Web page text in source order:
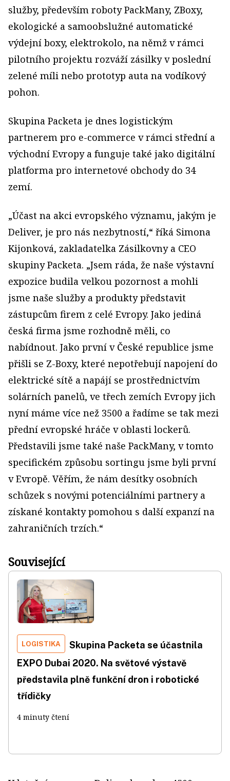
služby, především roboty PackMany, ZBoxy,
ekologické a samoobslužné automatické
výdejní boxy, elektrokolo, na němž v rámci
pilotního projektu rozváží zásilky v poslední
zelené míli nebo prototyp auta na vodíkový
pohon.
Skupina Packeta je dnes logistickým
partnerem pro e-commerce v rámci střední a
východní Evropy a funguje také jako digitální
platforma pro internetové obchody do 34
zemí.
„Účast na akci evropského významu, jakým je
Deliver, je pro nás nezbytností,“ říká Simona
Kijonková, zakladatelka Zásilkovny a CEO
skupiny Packeta. „Jsem ráda, že naše výstavní
expozice budila velkou pozornost a mohli
jsme naše služby a produkty představit
zástupcům firem z celé Evropy. Jako jediná
česká firma jsme rozhodně měli, co
nabídnout. Jako první v České republice jsme
přišli se Z-Boxy, které nepotřebují napojení do
elektrické sítě a napájí se prostřednictvím
solárních panelů, ve třech zemích Evropy jich
nyní máme více než 3500 a řadíme se tak mezi
přední evropské hráče v oblasti lockerů.
Představili jsme také naše PackMany, v tomto
specifickém způsobu sortingu jsme byli první
v Evropě. Věřím, že nám desítky osobních
schůzek s novými potenciálními partnery a
získané kontakty pomohou s další expanzí na
zahraničních trzích.“
Související
LOGISTIKA
Skupina Packeta se účastnila
EXPO Dubai 2020. Na světové výstavě
představila plně funkční dron i robotické
třídičky
4 minuty čtení